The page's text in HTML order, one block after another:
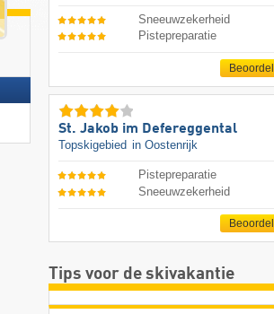
Sneeuwzekerheid
Pistepreparatie
St. Jakob im Defereggental
Topskigebied in Oostenrijk
Pistepreparatie
Sneeuwzekerheid
Tips voor de skivakantie